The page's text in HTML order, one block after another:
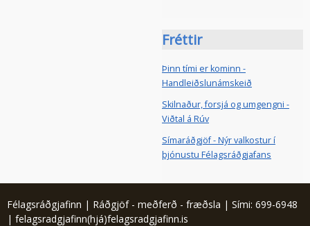
Fréttir
Þinn tími er kominn -
Handleiðslunámskeið
Skilnaður, forsjá og umgengni -
Viðtal á Rúv
Símaráðgjöf - Nýr valkostur í
þjónustu Félagsráðgjafans
Félagsráðgjafinn | Ráðgjöf - meðferð - fræðsla | Sími: 699-6948
| felagsradgjafinn(hjá)felagsradgjafinn.is